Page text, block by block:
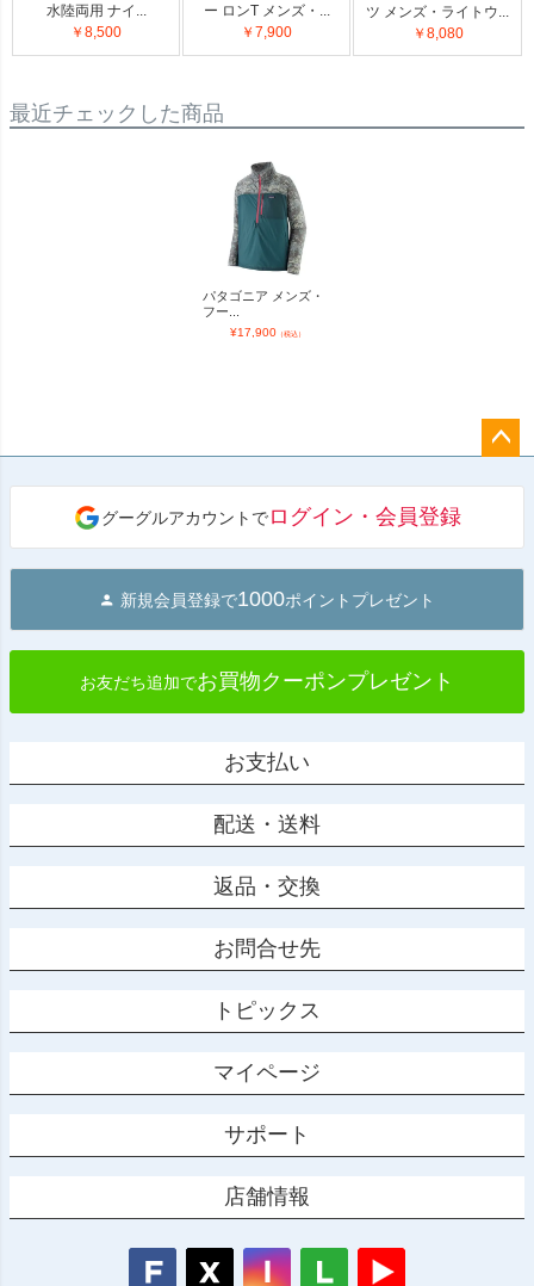
水陸両用 ナイ...
￥8,500
ー ロンT メンズ・...
￥7,900
ツ メンズ・ライトウ...
￥8,080
最近チェックした商品
パタゴニア メンズ・
フー...
¥17,900（税込）
へ
グーグルアカウントでログイン・会員登録
新規会員登録で1000ポイントプレゼント
お友だち追加でお買物クーポンプレゼント
お支払い
配送・送料
返品・交換
お問合せ先
トピックス
マイページ
サポート
店舗情報